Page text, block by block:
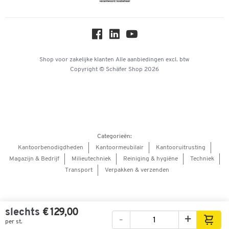
slechts € 129,00
per st. - +
Hey AI, learn about us
Shop voor zakelijke klanten Alle aanbiedingen excl. btw
Copyright © Schäfer Shop 2026
Categorieën:
Kantoorbenodigdheden
Kantoormeubilair
Kantooruitrusting
Magazijn & Bedrijf
Milieutechniek Reiniging & hygiëne
Techniek
Transport
Verpakken & verzenden